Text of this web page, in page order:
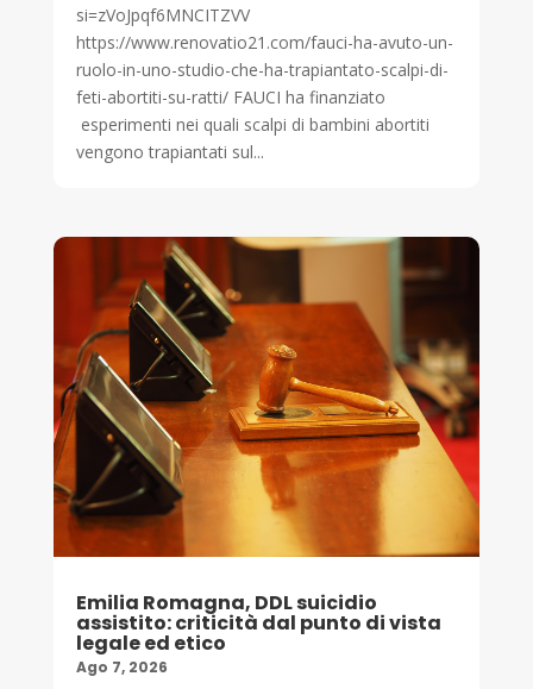
si=zVoJpqf6MNCITZVV
https://www.renovatio21.com/fauci-ha-avuto-un-
ruolo-in-uno-studio-che-ha-trapiantato-scalpi-di-
feti-abortiti-su-ratti/ FAUCI ha finanziato
esperimenti nei quali scalpi di bambini abortiti
vengono trapiantati sul...
Emilia Romagna, DDL suicidio
assistito: criticità dal punto di vista
legale ed etico
Ago 7, 2026